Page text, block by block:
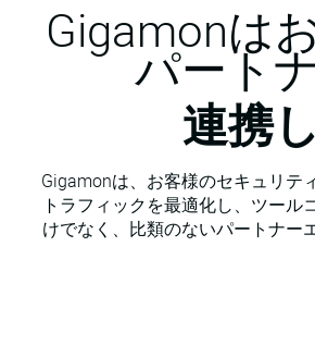
Gigamonは
パート
連携
Gigamonは、お客様のセキュリテ
トラフィックを最適化し、ツール
けでなく、比類のないパートナー